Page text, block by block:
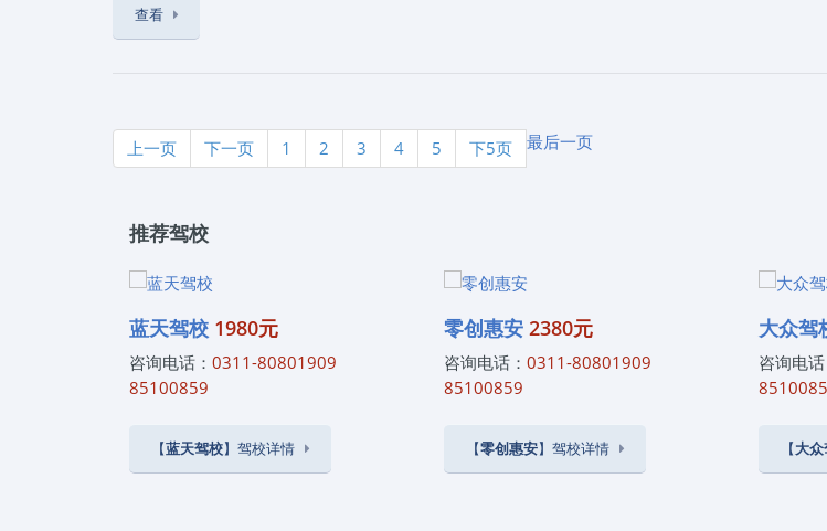
许申请变更考试地的准驾车型范围：C1、C2、C3、C4、C5、C6。考试次数：科目二、科目三道
《考完科一，什么时候才能考科二科三科四》来自互联网，2025年7月15日思毅学车整理发布。
0311-80801909，通过本站报名石家庄驾校可以享受团报价格，我们帮学员朋友从选择驾校、报
查看
上一页 下一页 1 2 3 4 5 下5页 最后一页
推荐驾校
蓝天驾校 1980元
咨询电话： 0311-80801909
85100859
【蓝天驾校】驾校详情
零创惠安 2380元
咨询电话： 0311-80801909
85100859
【零创惠安】驾校详情
大众驾
咨询电话
【大